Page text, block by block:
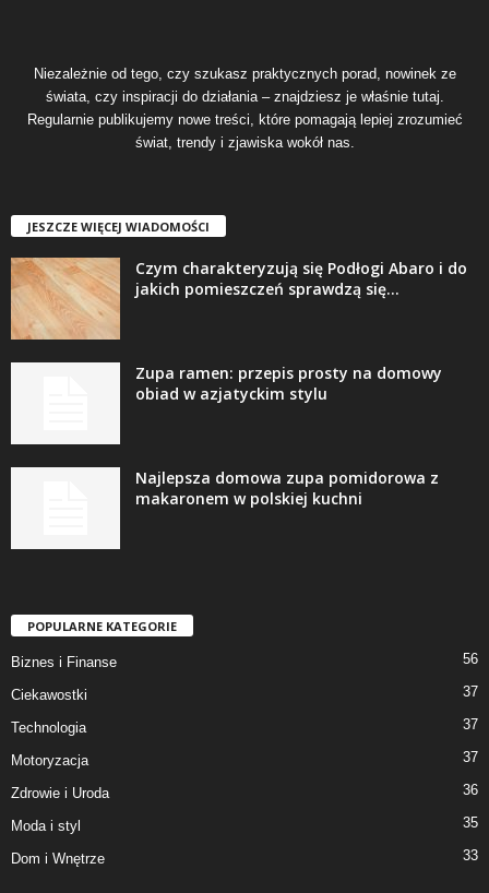
Niezależnie od tego, czy szukasz praktycznych porad, nowinek ze
świata, czy inspiracji do działania – znajdziesz je właśnie tutaj.
Regularnie publikujemy nowe treści, które pomagają lepiej zrozumieć
świat, trendy i zjawiska wokół nas.
JESZCZE WIĘCEJ WIADOMOŚCI
Czym charakteryzują się Podłogi Abaro i do
jakich pomieszczeń sprawdzą się...
Zupa ramen: przepis prosty na domowy
obiad w azjatyckim stylu
Najlepsza domowa zupa pomidorowa z
makaronem w polskiej kuchni
POPULARNE KATEGORIE
Biznes i Finanse 56
Ciekawostki 37
Technologia 37
Motoryzacja 37
Zdrowie i Uroda 36
Moda i styl 35
Dom i Wnętrze 33